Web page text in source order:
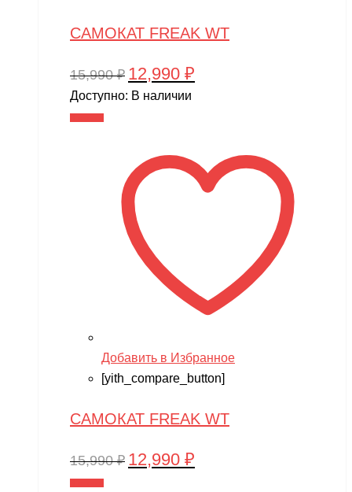
САМОКАТ FREAK WT
15,990₽ Первоначальная
цена
12,990 ₽
Доступно: В наличии
Добавить в Избранное
[yith_compare_button]
САМОКАТ FREAK WT
15,990₽ Первоначальная
12,990 ₽